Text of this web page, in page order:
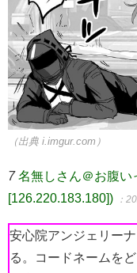
（出典 i.imgur.com）
7 名無しさん＠お腹い
[126.220.183.180])
：
安心院アンジェリー
る。コードネームを